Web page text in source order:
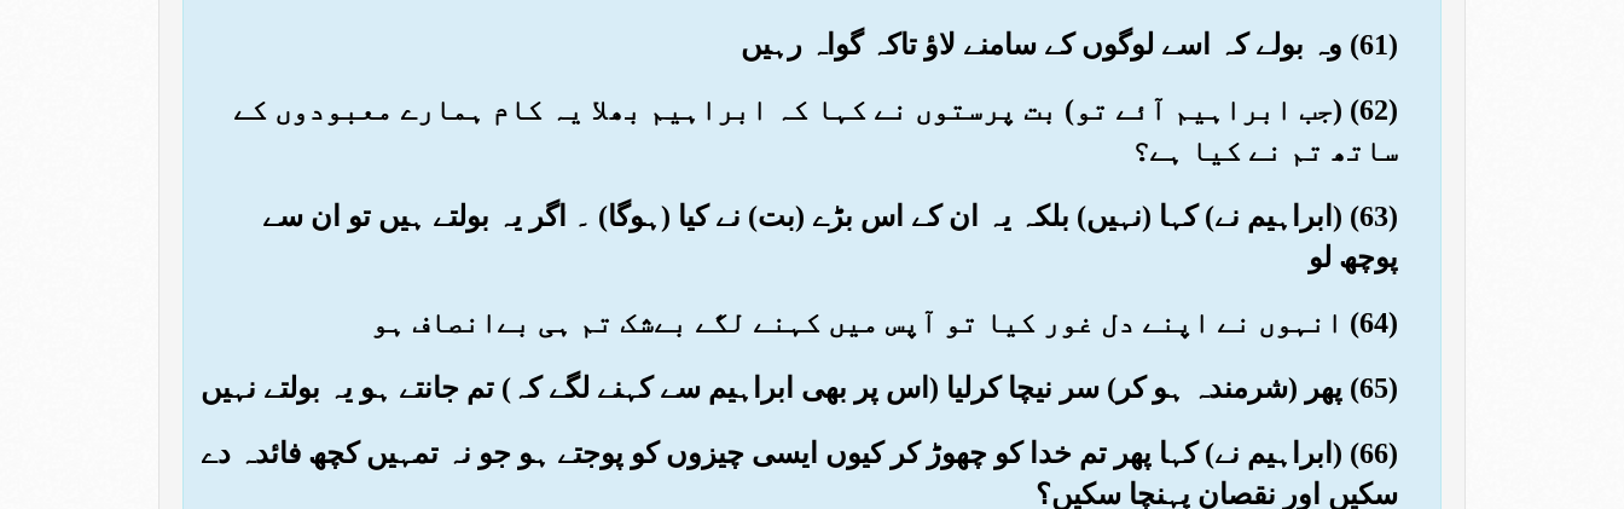
(61) وہ بولے کہ اسے لوگوں کے سامنے لاؤ تاکہ گواہ رہیں
(62) (جب ابراہیم آئے تو) بت پرستوں نے کہا کہ ابراہیم بھلا یہ کام ہمارے معبودوں کے
ساتھ تم نے کیا ہے؟
(63) (ابراہیم نے) کہا (نہیں) بلکہ یہ ان کے اس بڑے (بت) نے کیا (ہوگا) ۔ اگر یہ بولتے ہیں تو ان سے
پوچھ لو
(64) انہوں نے اپنے دل غور کیا تو آپس میں کہنے لگے بےشک تم ہی بےانصاف ہو
(65) پھر (شرمندہ ہو کر) سر نیچا کرلیا (اس پر بھی ابراہیم سے کہنے لگے کہ) تم جانتے ہو یہ بولتے نہیں
(66) (ابراہیم نے) کہا پھر تم خدا کو چھوڑ کر کیوں ایسی چیزوں کو پوجتے ہو جو نہ تمہیں کچھ فائدہ دے
سکیں اور نقصان پہنچا سکیں؟